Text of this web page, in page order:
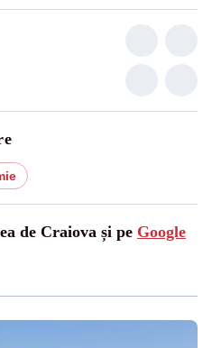
de Craiova și pe Google